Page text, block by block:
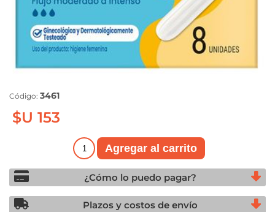
Código: 3461
$U 153
¿Cómo lo puedo pagar?
Plazos y costos de envío